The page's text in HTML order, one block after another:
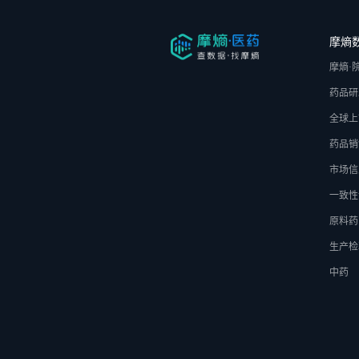
摩熵
摩熵·
药品
全球
药品
市场
一致
原料药
生产
中药